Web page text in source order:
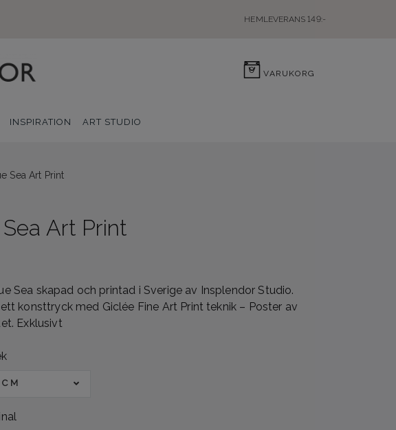
HEMLEVERANS 149:-
0 VARUKORG
INSPIRATION ART STUDIO
Sea Art Print
Art Print
Sea skapad och printad i Sverige av Insplendor Studio.
konsttryck med Giclée Fine Art Print teknik – Poster av
Exklusivt